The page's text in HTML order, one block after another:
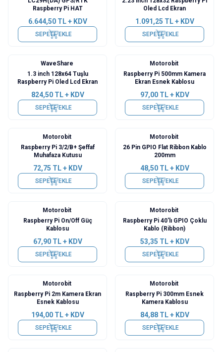
Raspberry Pi HAT
6.644,50TL + KDV
SEPETE EKLE
Oled Lcd Ekran
1.091,25 TL + KDV
SEPETE EKLE
WaveShare
1.3 inch 128x64 Tuşlu
Raspberry Pi Oled Lcd Ekran
824,50TL + KDV
SEPETE EKLE
Motorobit
Raspberry Pi 500mm Kamera
Ekran Esnek Kablosu
97,00TL + KDV
SEPETE EKLE
Motorobit
Raspberry Pi 3/2/B+ Şeffaf
Muhafaza Kutusu
72,75 TL + KDV
SEPETE EKLE
Motorobit
26 Pin GPIO Flat Ribbon Kablo
200mm
48,50TL + KDV
SEPETE EKLE
Motorobit
Raspberry Pi On/Off Güç
Kablosu
67,90TL + KDV
SEPETE EKLE
Motorobit
Raspberry Pi 40'lı GPIO Çoklu
Kablo (Ribbon)
53,35 TL + KDV
SEPETE EKLE
Motorobit
Raspberry Pi 2m Kamera Ekran
Esnek Kablosu
194,00TL + KDV
SEPETE EKLE
Motorobit
Raspberry Pi 300mm Esnek
Kamera Kablosu
84,88TL + KDV
SEPETE EKLE